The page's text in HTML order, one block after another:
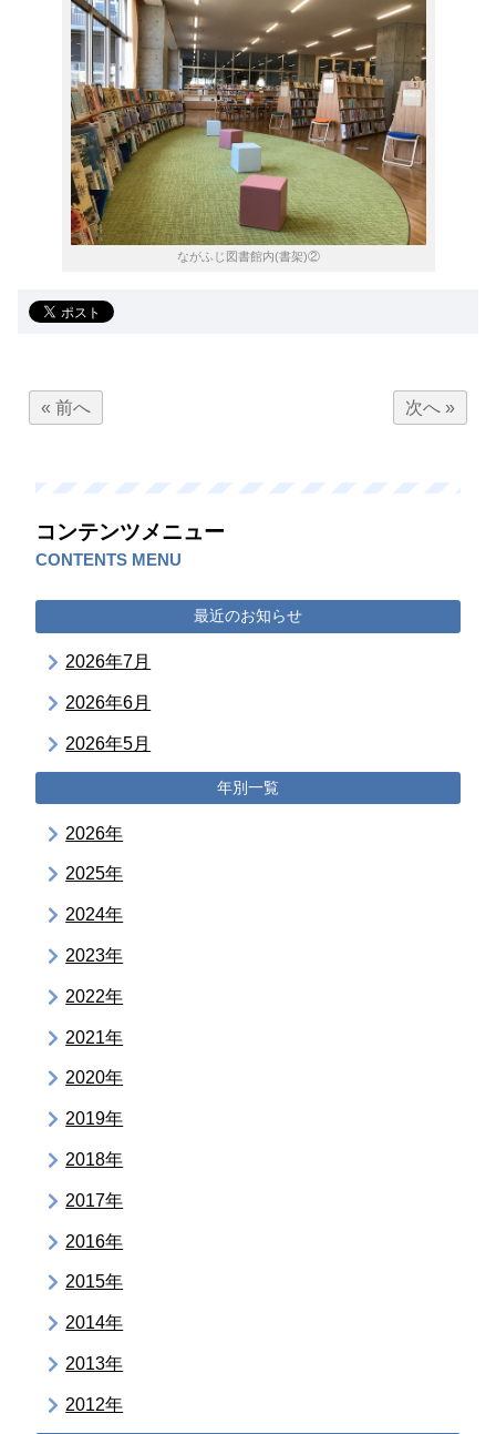
ながふじ図書館内(書架)②
« 前へ 次へ »
コンテンツメニュー
CONTENTS MENU
最近のお知らせ
2026年7月
2026年6月
2026年5月
年別一覧
2026年
2025年
2024年
2023年
2022年
2021年
2020年
2019年
2018年
2017年
2016年
2015年
2014年
2013年
2012年